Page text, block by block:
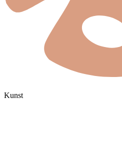
Kunst